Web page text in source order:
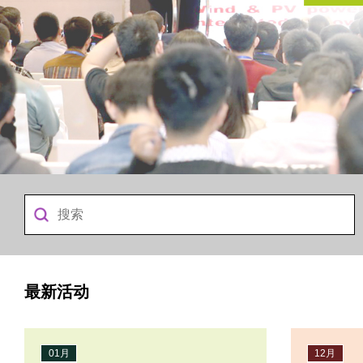
最新活动
01月 12月